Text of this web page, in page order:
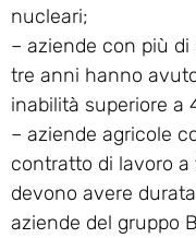
nucleari;
– aziende con più
tre anni hanno
inabilità superiore a
– aziende agricole
contratto di lavoro
devono avere
aziende del gruppo